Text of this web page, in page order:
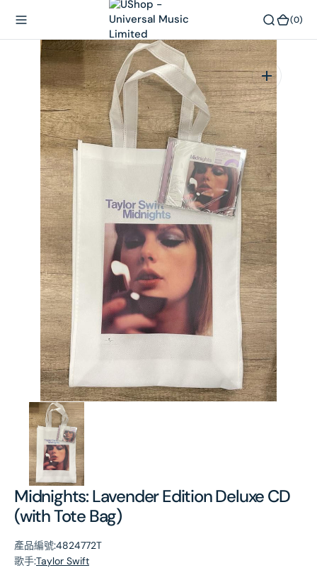
(0)
Midnights: Lavender Edition Deluxe CD
(with Tote Bag)
產品編號:4824772T
歌手:Taylor Swift
在
相
簿
中
開
啟
第
片